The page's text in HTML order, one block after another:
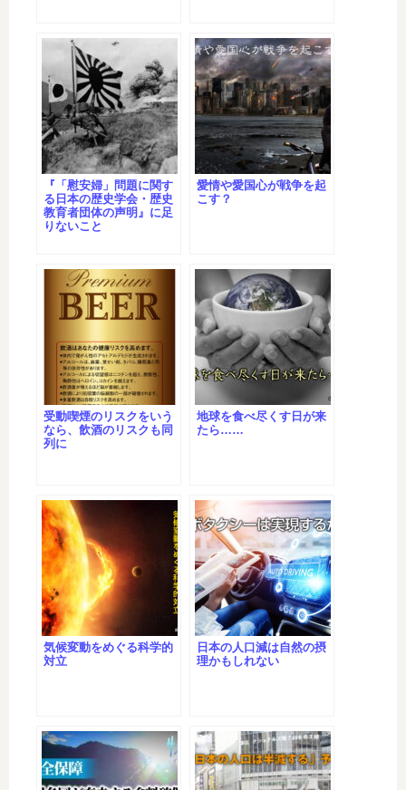
『「慰安婦」問題に関す
る日本の歴史学会・歴史
教育者団体の声明』に足
りないこと
愛情や愛国心が戦争を起
こす？
受動喫煙のリスクをいう
なら、飲酒のリスクも同
列に
地球を食べ尽くす日が来
たら……
気候変動をめぐる科学的
対立
日本の人口減は自然の摂
理かもしれない